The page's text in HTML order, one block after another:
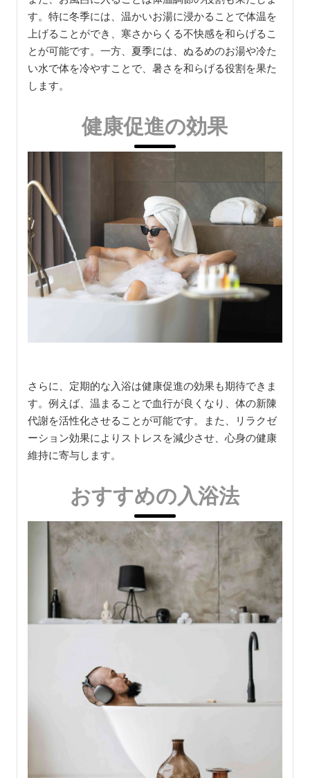
す。特に冬季には、温かいお湯に浸かることで体温を
上げることができ、寒さからくる不快感を和らげるこ
とが可能です。一方、夏季には、ぬるめのお湯や冷た
い水で体を冷やすことで、暑さを和らげる役割を果た
します。
健康促進の効果
さらに、定期的な入浴は健康促進の効果も期待できま
す。例えば、温まることで血行が良くなり、体の新陳
代謝を活性化させることが可能です。また、リラクゼ
ーション効果によりストレスを減少させ、心身の健康
維持に寄与します。
おすすめの入浴法